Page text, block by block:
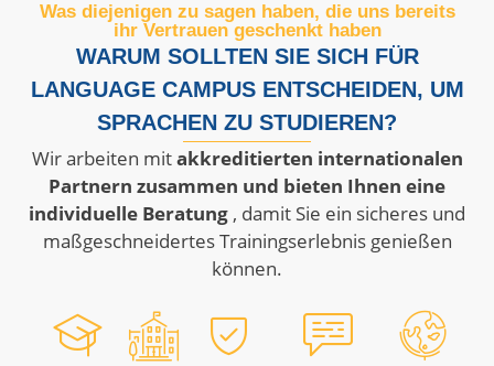
Was diejenigen zu sagen haben, die uns bereits
ihr Vertrauen geschenkt haben
WARUM SOLLTEN SIE SICH FÜR
LANGUAGE CAMPUS ENTSCHEIDEN, UM
SPRACHEN ZU STUDIEREN?
Wir arbeiten mitakkreditierten internationalen
Partnern zusammen und bieten Ihnen eine
individuelle Beratung , damit Sie ein sicheres und
maßgeschneidertes Trainingserlebnis genießen
können.